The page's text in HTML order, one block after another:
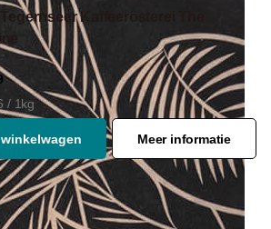
Kaffeerösterei The
/ 1kg
Meer informatie